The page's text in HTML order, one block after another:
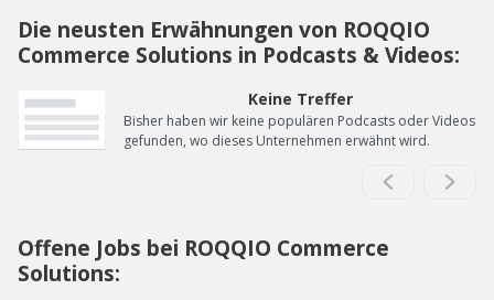
Die neusten Erwähnungen von ROQQIO
Commerce Solutions in Podcasts & Videos:
Keine Treffer
Bisher haben wir keine populären Podcasts oder Videos
gefunden, wo dieses Unternehmen erwähnt wird.
Offene Jobs bei ROQQIO Commerce
Solutions: